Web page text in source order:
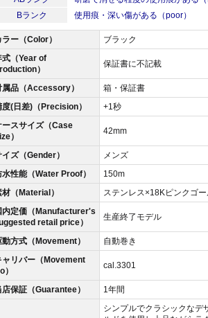
Bランク
使用痕・深い傷がある（poor）
ラー（Color）
ブラック
式（Year of
）
保証書に不記載
属品（Accessory）
箱・保証書
度(日差)（Precision）
+1秒
ースサイズ（Case
）
42mm
イズ（Gender）
メンズ
水性能（Water Proof）
150m
材（Material）
ステンレス×18Kピンクゴー
内定価（Manufacturer's
retail price）
生産終了モデル
動方式（Movement）
自動巻き
ャリバー（Movement
）
cal.3301
店保証（Guarantee） 1年間
シンプルでクラシックなデ